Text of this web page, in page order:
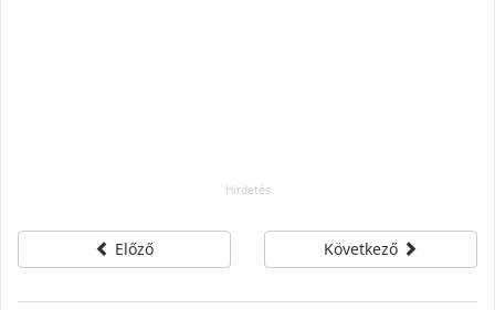
Előző Következő